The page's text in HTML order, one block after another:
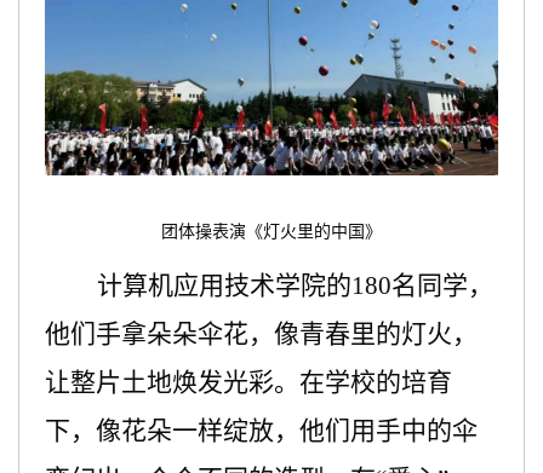
团体操表演《灯火里的中国》
计算机应用技术学院的180名同学，
他们手拿朵朵伞花，像青春里的灯火，
让整片土地焕发光彩。在学校的培育
下，像花朵一样绽放，他们用手中的伞